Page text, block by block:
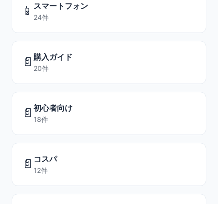
📱 スマートフォン
24件
📄 購入ガイド
20件
📄 初心者向け
18件
📄 コスパ
12件